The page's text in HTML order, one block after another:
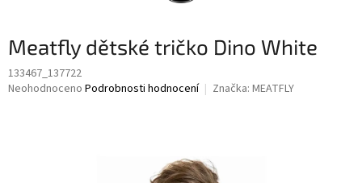
Meatfly dětské tričko Dino White
133467_137722
Průměrné
Neohodnoceno Podrobnosti hodnocení Značka: MEATFLY